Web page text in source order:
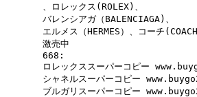
、ロレックス(ROLEX)、
バレンシアガ（BALENCIAGA)、
エルメス（HERMES）、コーチ
激売中
668:
ロレックススーパーコピー
シャネルスーパーコピー
ブルガリスーパーコピー